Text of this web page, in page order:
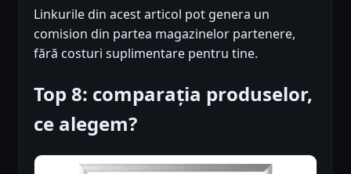
Linkurile din acest articol pot genera un
comision din partea magazinelor partenere,
fără costuri suplimentare pentru tine.
Top 8: comparația produselor,
ce alegem?